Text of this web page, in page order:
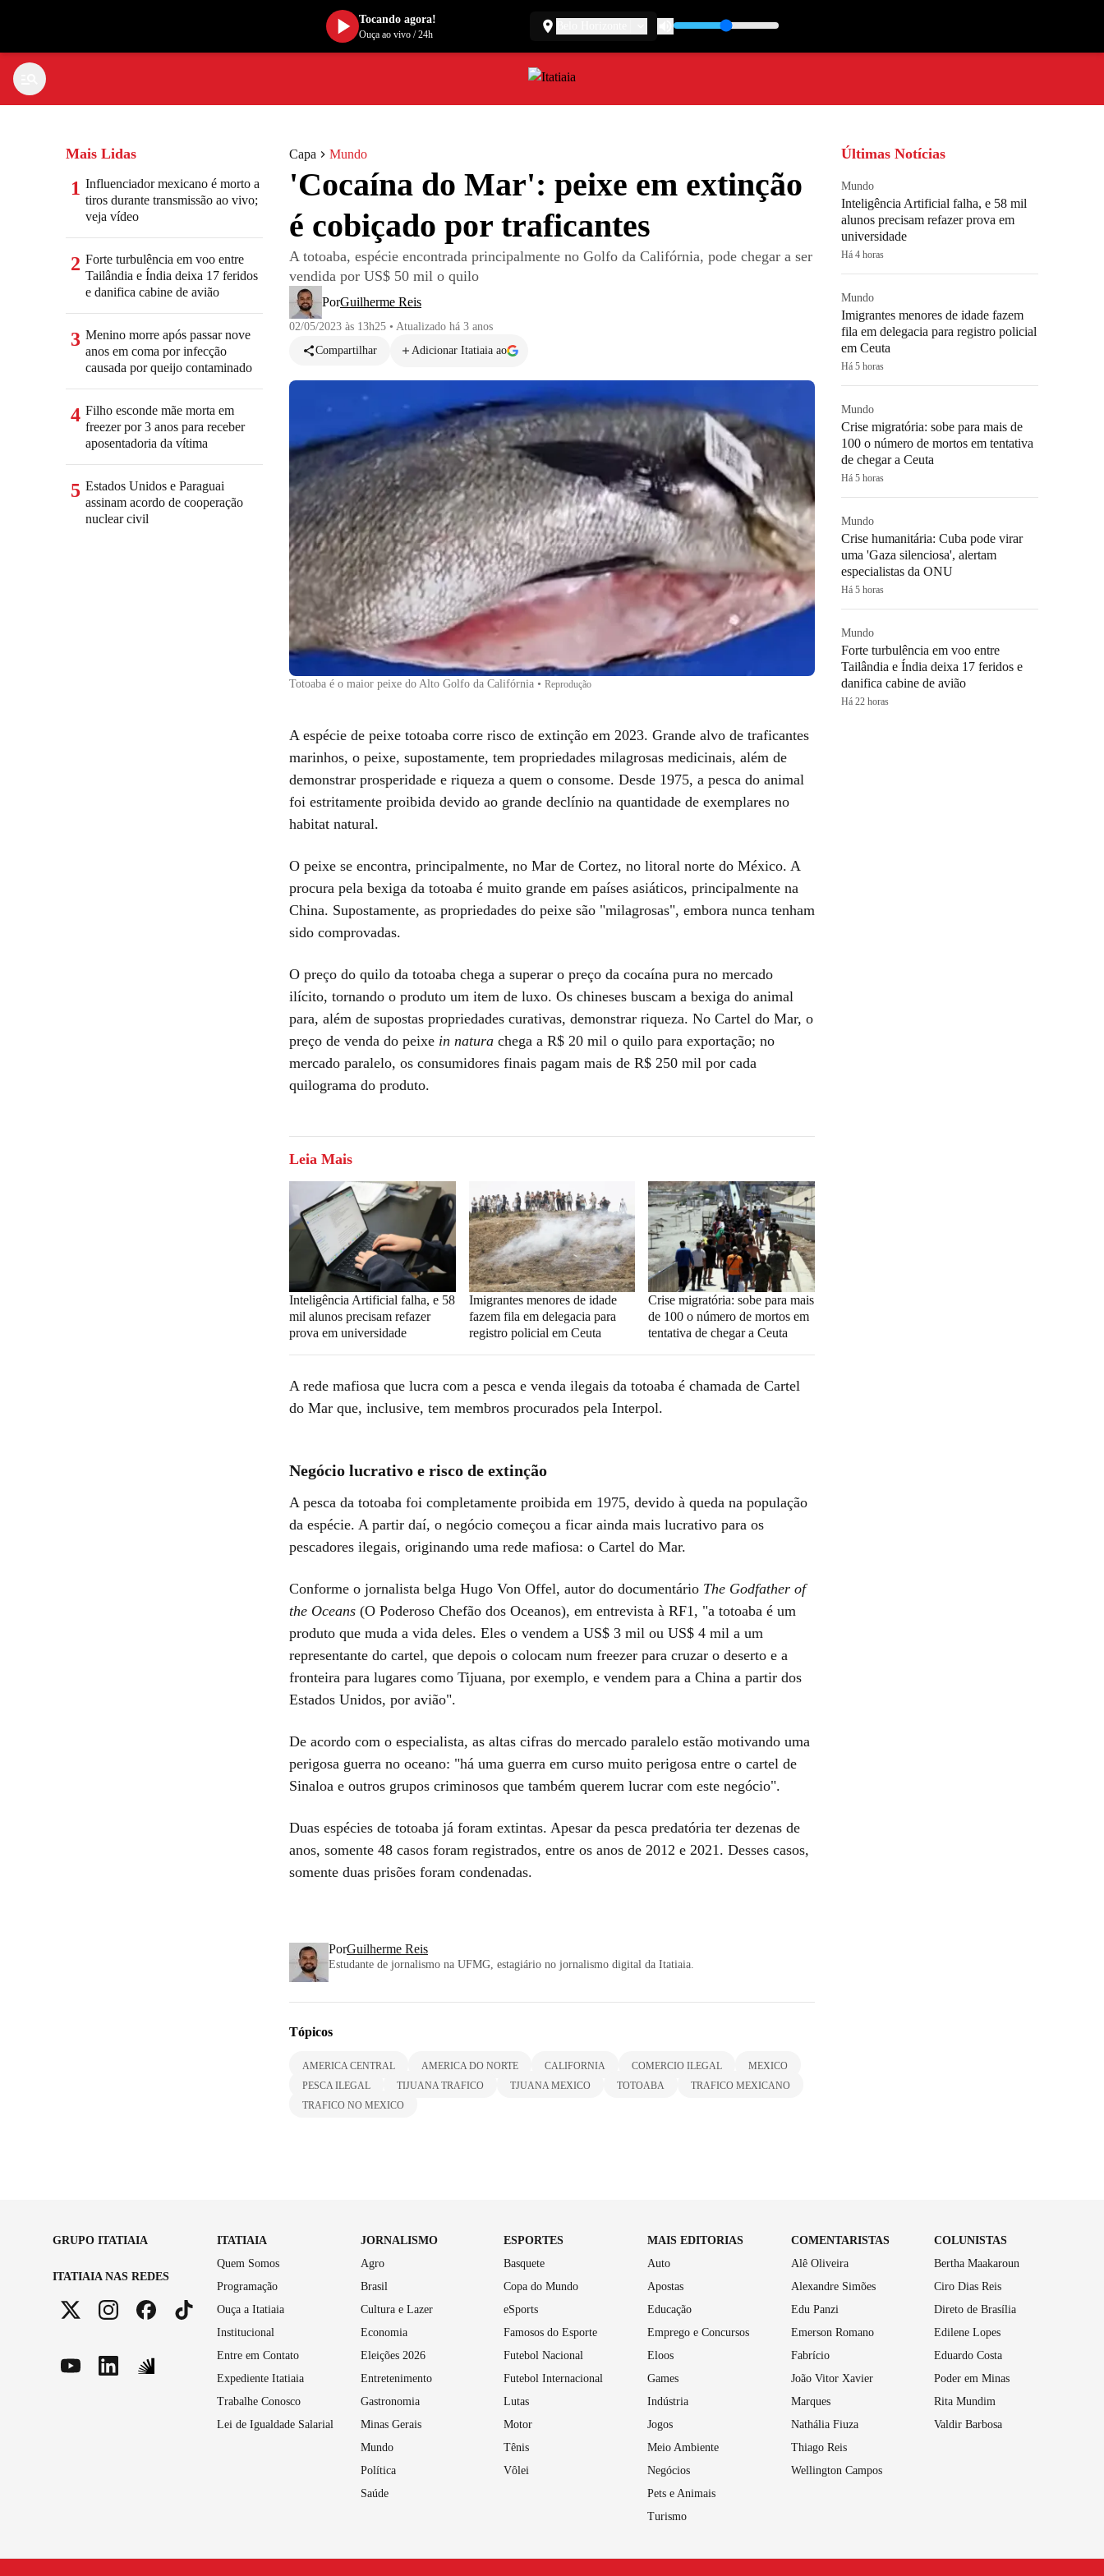
Capa Mundo
'Cocaína do Mar': peixe em extinção
é cobiçado por traficantes
A totoaba, espécie encontrada principalmente no Golfo da Califórnia, pode chegar a ser
vendida por US$ 50 mil o quilo
PorGuilherme Reis
02/05/2023 às 13h25 • Atualizado há 3 anos
Compartilhar
Adicionar Itatiaia ao
Totoaba é o maior peixe do Alto Golfo da Califórnia • Reprodução
A espécie de peixe totoaba corre risco de extinção em 2023. Grande alvo de traficantes
marinhos, o peixe, supostamente, tem propriedades milagrosas medicinais, além de
demonstrar prosperidade e riqueza a quem o consome. Desde 1975, a pesca do animal
foi estritamente proibida devido ao grande declínio na quantidade de exemplares no
habitat natural.
O peixe se encontra, principalmente, no Mar de Cortez, no litoral norte do México. A
procura pela bexiga da totoaba é muito grande em países asiáticos, principalmente na
China. Supostamente, as propriedades do peixe são "milagrosas", embora nunca tenham
sido comprovadas.
O preço do quilo da totoaba chega a superar o preço da cocaína pura no mercado
ilícito, tornando o produto um item de luxo. Os chineses buscam a bexiga do animal
para, além de supostas propriedades curativas, demonstrar riqueza. No Cartel do Mar, o
preço de venda do peixe in natura chega a R$ 20 mil o quilo para exportação; no
mercado paralelo, os consumidores finais pagam mais de R$ 250 mil por cada
quilograma do produto.
Leia Mais
Inteligência Artificial falha, e 58
mil alunos precisam refazer
prova em universidade
Imigrantes menores de idade
fazem fila em delegacia para
registro policial em Ceuta
Crise migratória: sobe para mais
de 100 o número de mortos em
tentativa de chegar a Ceuta
A rede mafiosa que lucra com a pesca e venda ilegais da totoaba é chamada de Cartel
do Mar que, inclusive, tem membros procurados pela Interpol.
Negócio lucrativo e risco de extinção
A pesca da totoaba foi completamente proibida em 1975, devido à queda na população
da espécie. A partir daí, o negócio começou a ficar ainda mais lucrativo para os
pescadores ilegais, originando uma rede mafiosa: o Cartel do Mar.
Conforme o jornalista belga Hugo Von Offel, autor do documentário The Godfather of
the Oceans (O Poderoso Chefão dos Oceanos), em entrevista à RF1, "a totoaba é um
produto que muda a vida deles. Eles o vendem a US$ 3 mil ou US$ 4 mil a um
representante do cartel, que depois o colocam num freezer para cruzar o deserto e a
fronteira para lugares como Tijuana, por exemplo, e vendem para a China a partir dos
Estados Unidos, por avião".
De acordo com o especialista, as altas cifras do mercado paralelo estão motivando uma
perigosa guerra no oceano: "há uma guerra em curso muito perigosa entre o cartel de
Sinaloa e outros grupos criminosos que também querem lucrar com este negócio".
Duas espécies de totoaba já foram extintas. Apesar da pesca predatória ter dezenas de
anos, somente 48 casos foram registrados, entre os anos de 2012 e 2021. Desses casos,
somente duas prisões foram condenadas.
PorGuilherme Reis
Estudante de jornalismo na UFMG, estagiário no jornalismo digital da Itatiaia.
Tópicos
AMERICA CENTRAL AMERICA DO NORTE CALIFORNIA COMERCIO ILEGAL
MEXICO
PESCA ILEGAL
TIJUANA TRAFICO TJUANA MEXICO TOTOABA
TRAFICO MEXICANO
TRAFICO NO MEXICO
Mais Lidas
1 Influenciador mexicano é morto a
tiros durante transmissão ao vivo;
veja vídeo
2 Forte turbulência em voo entre
Tailândia e Índia deixa 17 feridos
e danifica cabine de avião
3 Menino morre após passar nove
anos em coma por infecção
causada por queijo contaminado
4 Filho esconde mãe morta em
freezer por 3 anos para receber
aposentadoria da vítima
5 Estados Unidos e Paraguai
assinam acordo de cooperação
nuclear civil
Últimas Notícias
Mundo
Inteligência Artificial falha, e 58 mil
alunos precisam refazer prova em
universidade
Há 4 horas
Mundo
Imigrantes menores de idade fazem
fila em delegacia para registro policial
em Ceuta
Há 5 horas
Mundo
Crise migratória: sobe para mais de
100 o número de mortos em tentativa
de chegar a Ceuta
Há 5 horas
Mundo
Crise humanitária: Cuba pode virar
uma 'Gaza silenciosa', alertam
especialistas da ONU
Há 5 horas
Mundo
Forte turbulência em voo entre
Tailândia e Índia deixa 17 feridos e
danifica cabine de avião
Há 22 horas
GRUPO ITATIAIA
ITATIAIA NAS REDES
ITATIAIA
Quem Somos
Programação
Ouça a Itatiaia
Institucional
Entre em Contato
Expediente Itatiaia
Trabalhe Conosco
Lei de Igualdade Salarial
JORNALISMO
Agro
Brasil
Cultura e Lazer
Economia
Eleições 2026
Entretenimento
Gastronomia
Minas Gerais
Mundo
Política
Saúde
ESPORTES
Basquete
Copa do Mundo
eSports
Famosos do Esporte
Futebol Nacional
Futebol Internacional
Lutas
Motor
Tênis
Vôlei
MAIS EDITORIAS
Auto
Apostas
Educação
Emprego e Concursos
Eloos
Games
Indústria
Jogos
Meio Ambiente
Negócios
Pets e Animais
Turismo
COMENTARISTAS
Alê Oliveira
Alexandre Simões
Edu Panzi
Emerson Romano
Fabrício
João Vitor Xavier
Marques
Nathália Fiuza
Thiago Reis
Wellington Campos
COLUNISTAS
Bertha Maakaroun
Ciro Dias Reis
Direto de Brasília
Edilene Lopes
Eduardo Costa
Poder em Minas
Rita Mundim
Valdir Barbosa
Tocando agora!
Ouça ao vivo/24h